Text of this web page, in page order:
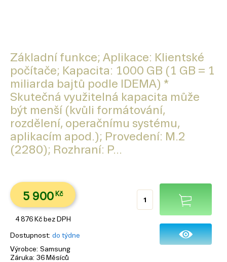
Základní funkce; Aplikace: Klientské
počítače; Kapacita: 1000 GB (1 GB = 1
miliarda bajtů podle IDEMA) *
Skutečná využitelná kapacita může
být menší (kvůli formátování,
rozdělení, operačnímu systému,
aplikacím apod.); Provedení: M.2
(2280); Rozhraní: P...
5 900 Kč
4 876 Kč bez DPH
Dostupnost do týdne
Výrobce Samsung
Záruka 36 Měsíců